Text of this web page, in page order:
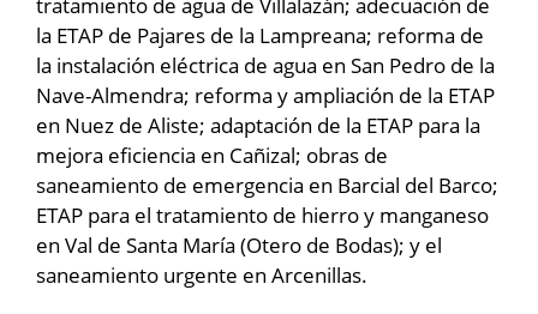
la ETAP de Pajares de la Lampreana; reforma de
la instalación eléctrica de agua en San Pedro de la
Nave-Almendra; reforma y ampliación de la ETAP
en Nuez de Aliste; adaptación de la ETAP para la
mejora eficiencia en Cañizal; obras de
saneamiento de emergencia en Barcial del Barco;
ETAP para el tratamiento de hierro y manganeso
en Val de Santa María (Otero de Bodas); y el
saneamiento urgente en Arcenillas.